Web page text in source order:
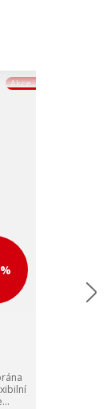
Akce